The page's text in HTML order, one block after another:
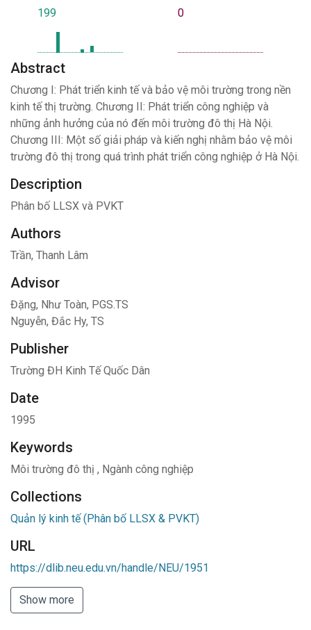
199
0
Abstract
Chương I: Phát triển kinh tế và bảo vệ môi trường trong nền
kinh tế thị trường. Chương II: Phát triển công nghiệp và
những ảnh hưởng của nó đến môi trường đô thị Hà Nội.
Chương III: Một số giải pháp và kiến nghị nhằm bảo vệ môi
trường đô thị trong quá trình phát triển công nghiệp ở Hà Nội.
Description
Phân bố LLSX và PVKT
Authors
Trần, Thanh Lâm
Advisor
Đặng, Như Toàn, PGS.TS
Nguyễn, Đắc Hy, TS
Publisher
Trường ĐH Kinh Tế Quốc Dân
Date
1995
Keywords
Môi trường đô thị , Ngành công nghiệp
Collections
Quản lý kinh tế (Phân bố LLSX & PVKT)
URL
https://dlib.neu.edu.vn/handle/NEU/1951
Show more